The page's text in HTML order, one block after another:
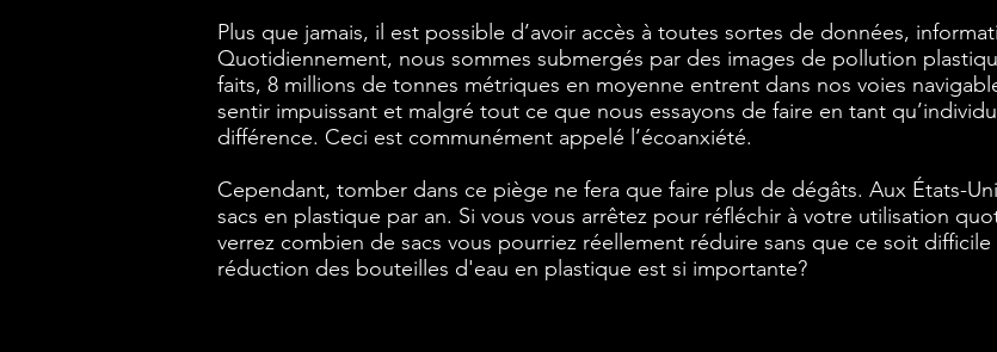
Plus que jamais, il est possible d’avoir accès à toutes sortes de données,
Quotidiennement, nous sommes submergés par des images de pollution
faits, 8 millions de tonnes métriques en moyenne entrent dans nos voies
sentir impuissant et malgré tout ce que nous essayons de faire en tant
différence. Ceci est communément appelé l’écoanxiété.
Cependant, tomber dans ce piège ne fera que faire plus de dégâts. Aux États-
sacs en plastique par an. Si vous vous arrêtez pour réfléchir à votre utilisation
verrez combien de sacs vous pourriez réellement réduire sans que ce soit
réduction des bouteilles d'eau en plastique est si importante?